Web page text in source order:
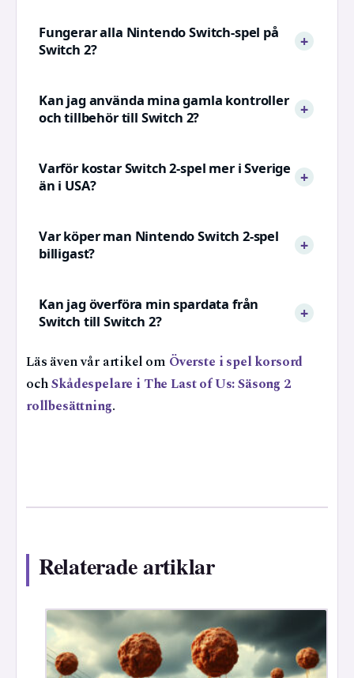
Fungerar alla Nintendo Switch-spel på
Switch 2?
Kan jag använda mina gamla kontroller
och tillbehör till Switch 2?
Varför kostar Switch 2-spel mer i Sverige
än i USA?
Var köper man Nintendo Switch 2-spel
billigast?
Kan jag överföra min spardata från
Switch till Switch 2?
Läs även vår artikel om Överste i spel korsord
ochSkådespelare i The Last of Us: Säsong 2
rollbesättning.
Relaterade artiklar